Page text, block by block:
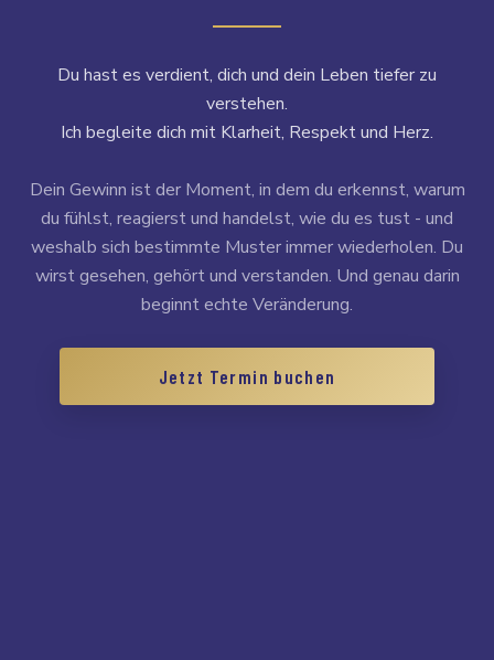
Du hast es verdient, dich und dein Leben tiefer zu
verstehen.
Ich begleite dich mit Klarheit, Respekt und Herz.
Dein Gewinn ist der Moment, in dem du erkennst, warum
du fühlst, reagierst und handelst, wie du es tust - und
weshalb sich bestimmte Muster immer wiederholen. Du
wirst gesehen, gehört und verstanden. Und genau darin
beginnt echte Veränderung.
Jetzt Termin buchen